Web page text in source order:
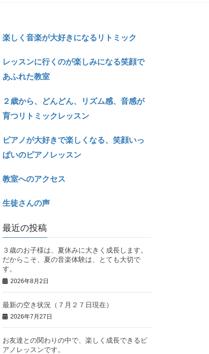
楽しく音楽が大好きになるリトミック
レッスンに行くのが楽しみになる笑顔で
あふれた教室
２歳から、どんどん、リズム感、音感が
育つリトミックレッスン
ピアノが大好きで楽しくなる、笑顔いっ
ぱいのピアノレッスン
教室へのアクセス
生徒さんの声
最近の投稿
３歳のお子様は、夏休みに大きく成長します。
だからこそ、夏の音楽体験は、とても大切で
す。
2026年8月2日
最新の空き状況（７月２７日現在）
2026年7月27日
お友達との関わりの中で、楽しく成長できるピ
アノレッスンです。